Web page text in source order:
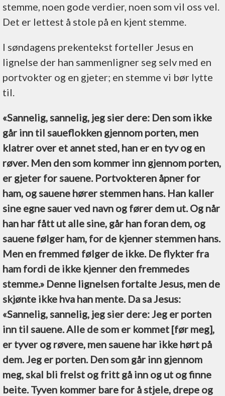
stemme, noen gode verdier, noen som vil oss vel.
Det er lettest å stole på en kjent stemme.
I søndagens prekentekst forteller Jesus en
lignelse der han sammenligner seg selv med en
portvokter og en gjeter; en stemme vi bør lytte
til.
«Sannelig, sannelig, jeg sier dere: Den som ikke
går inn til saueflokken gjennom porten, men
klatrer over et annet sted, han er en tyv og en
røver. Men den som kommer inn gjennom porten,
er gjeter for sauene. Portvokteren åpner for
ham, og sauene hører stemmen hans. Han kaller
sine egne sauer ved navn og fører dem ut. Og når
han har fått ut alle sine, går han foran dem, og
sauene følger ham, for de kjenner stemmen hans.
Men en fremmed følger de ikke. De flykter fra
ham fordi de ikke kjenner den fremmedes
stemme.» Denne lignelsen fortalte Jesus, men de
skjønte ikke hva han mente. Da sa Jesus:
«Sannelig, sannelig, jeg sier dere: Jeg er porten
inn til sauene. Alle de som er kommet [før meg],
er tyver og røvere, men sauene har ikke hørt på
dem. Jeg er porten. Den som går inn gjennom
meg, skal bli frelst og fritt gå inn og ut og finne
beite. Tyven kommer bare for å stjele, drepe og